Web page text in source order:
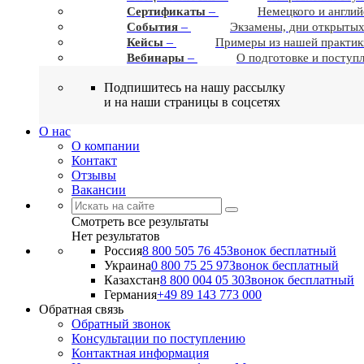
Сертификаты –
Немецкого и
События –
Экзамены, дни
Кейсы –
Примеры из нашей
Вебинары – О подготовке и
Подпишитесь на нашу рассылку
и на наши страницы в соцсетях
О нас
О компании
Контакт
Отзывы
Вакансии
Смотреть все результаты
Нет результатов
Россия8 800 505 76 45Звонок бесплатный
Украина0 800 75 25 97Звонок бесплатный
Казахстан8 800 004 05 30Звонок бесплатный
Германия+49 89 143 773 000
Обратная связь
Обратный звонок
Консультации по поступлению
Контактная информация